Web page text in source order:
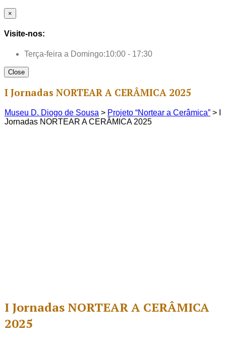
×
Visite-nos:
Terça-feira a Domingo:10:00 - 17:30
Close
I Jornadas NORTEAR A CERÂMICA 2025
Museu D. Diogo de Sousa > Projeto “Nortear a Cerâmica” >
Jornadas NORTEAR A CERÂMICA 2025
I Jornadas NORTEAR A CERÂMICA
2025